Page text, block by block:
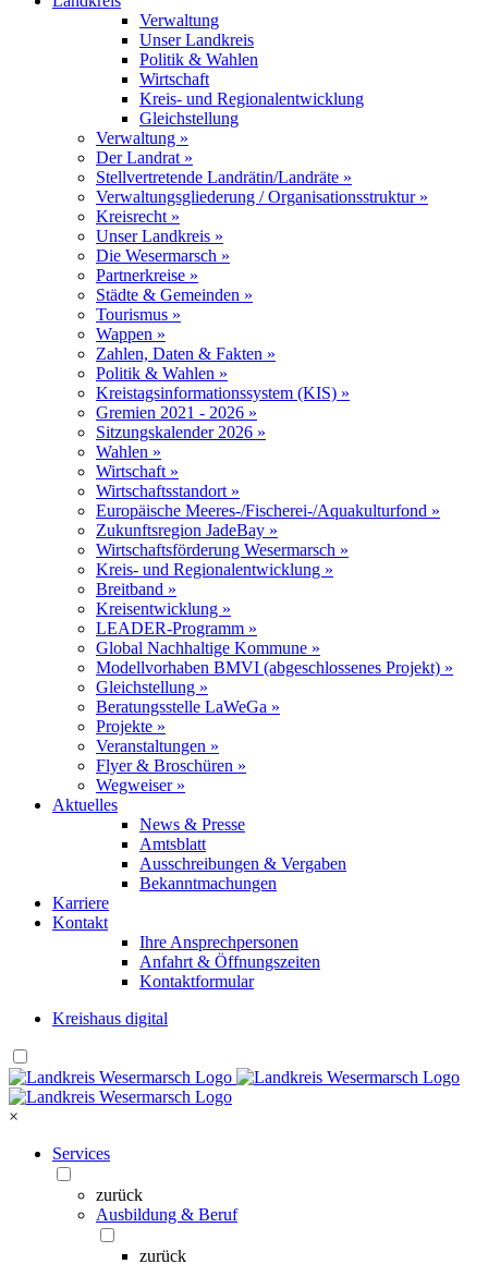
Verwaltung
Unser Landkreis
Politik & Wahlen
Wirtschaft
Kreis- und Regionalentwicklung
Gleichstellung
Verwaltung »
Der Landrat »
Stellvertretende Landrätin/Landräte »
Verwaltungsgliederung / Organisationsstruktur »
Kreisrecht »
Unser Landkreis »
Die Wesermarsch »
Partnerkreise »
Städte & Gemeinden »
Tourismus »
Wappen »
Zahlen, Daten & Fakten »
Politik & Wahlen »
Kreistagsinformationssystem (KIS) »
Gremien 2021 - 2026 »
Sitzungskalender 2026 »
Wahlen »
Wirtschaft »
Wirtschaftsstandort »
Europäische Meeres-/Fischerei-/Aquakulturfond »
Zukunftsregion JadeBay »
Wirtschaftsförderung Wesermarsch »
Kreis- und Regionalentwicklung »
Breitband »
Kreisentwicklung »
LEADER-Programm »
Global Nachhaltige Kommune »
Modellvorhaben BMVI (abgeschlossenes Projekt) »
Gleichstellung »
Beratungsstelle LaWeGa »
Projekte »
Veranstaltungen »
Flyer & Broschüren »
Wegweiser »
Aktuelles
News & Presse
Amtsblatt
Ausschreibungen & Vergaben
Bekanntmachungen
Karriere
Kontakt
Ihre Ansprechpersonen
Anfahrt & Öffnungszeiten
Kontaktformular
Kreishaus digital
×
Services
zurück
Ausbildung & Beruf
zurück